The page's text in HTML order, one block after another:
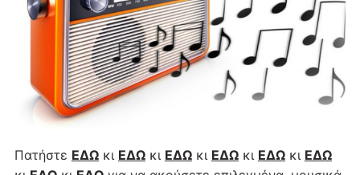
Πατήστε ΕΔΩκι ΕΔΩκι ΕΔΩκι ΕΔΩκι ΕΔΩκι ΕΔΩ